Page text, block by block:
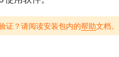
光照和环境光遮蔽效果。
技术自动创建PBR纹理，并
证？请阅读安装包内的帮助文档。